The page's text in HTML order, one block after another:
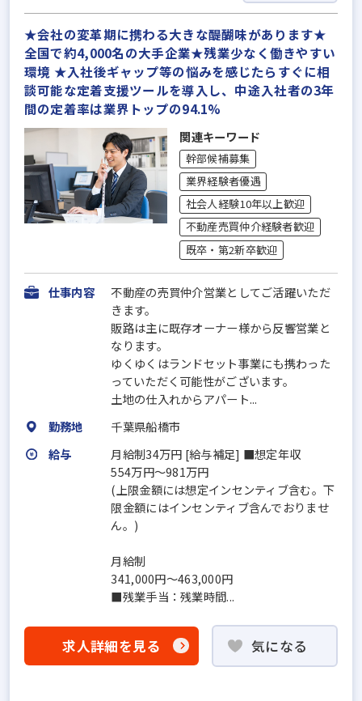
★会社の変革期に携わる大きな醍醐味があります★
全国で約4,000名の大手企業★残業少なく働きやすい
環境 ★入社後ギャップ等の悩みを感じたらすぐに相
談可能な定着支援ツールを導入し、中途入社者の3年
間の定着率は業界トップの94.1%
関連キーワード
幹部候補募集
業界経験者優遇
社会人経験10年以上歓迎
不動産売買仲介経験者歓迎
既卒・第2新卒歓迎
仕事内容
不動産の売買仲介営業としてご活躍いただ
きます。
販路は主に既存オーナー様から反響営業と
なります。
ゆくゆくはランドセット事業にも携わった
っていただく可能性がございます。
土地の仕入れからアパート...
勤務地
千葉県船橋市
給与
月給制34万円 [給与補足] ■想定年収
554万円～981万円
(上限金額には想定インセンティブ含む。下
限金額にはインセンティブ含んでおりませ
ん。)
月給制
341,000円～463,000円
■残業手当：残業時間...
求人詳細を見る 気になる